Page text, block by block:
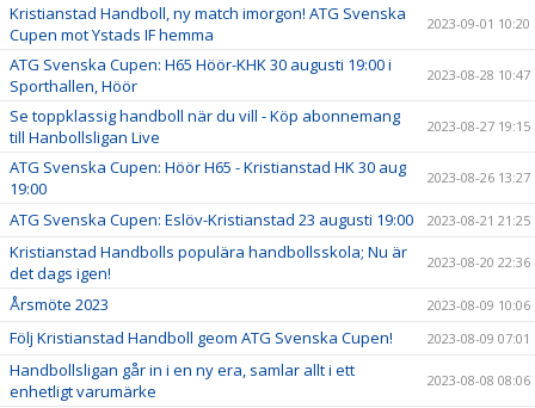
Kristianstad Handboll, ny match imorgon! ATG Svenska
Cupen mot Ystads IF hemma
2023-09-01 10:20
ATG Svenska Cupen: H65 Höör-KHK 30 augusti 19:00 i
Sporthallen, Höör
2023-08-28 10:47
Se toppklassig handboll när du vill - Köp abonnemang
till Hanbollsligan Live
2023-08-27 19:15
ATG Svenska Cupen: Höör H65 - Kristianstad HK 30 aug
19:00
2023-08-26 13:27
ATG Svenska Cupen: Eslöv-Kristianstad 23 augusti 19:00 2023-08-21 21:25
Kristianstad Handbolls populära handbollsskola; Nu är
det dags igen!
2023-08-20 22:36
Årsmöte 2023 2023-08-09 10:06
Följ Kristianstad Handboll geom ATG Svenska Cupen! 2023-08-09 07:01
Handbollsligan går in i en ny era, samlar allt i ett
enhetligt varumärke
2023-08-08 08:06